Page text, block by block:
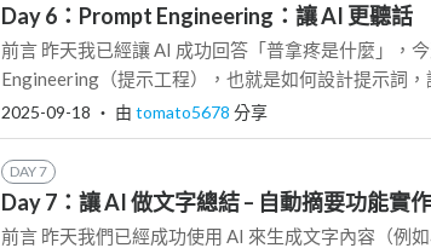
Day 6：Prompt Engineering：讓 AI 更聽話
前言 昨天我已經讓 AI 成功回答「普拿疼是什麼」，
Engineering（提示工程），也就是如何設計提示詞，
2025-09-18 ‧ 由 tomato5678 分享
DAY 7
Day 7：讓 AI 做文字總結 – 自動摘要功能實作
前言 昨天我們已經成功使用 AI 來生成文字內容（例